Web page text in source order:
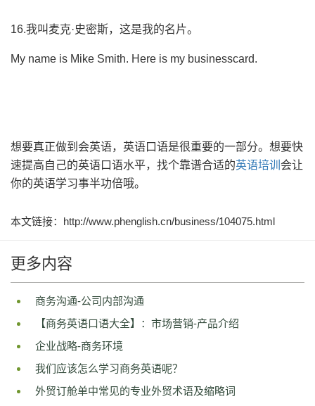
16.我叫麦克·史密斯，这是我的名片。
My name is Mike Smith. Here is my businesscard.
想要真正做到会英语，英语口语是很重要的一部分。想要快
速提高自己的英语口语水平，找个靠谱合适的英语培训 会让
你的英语学习事半功倍哦。
本文链接：http://www.phenglish.cn/business/104075.html
更多内容
商务沟通-公司内部沟通
【商务英语口语大全】：市场营销-产品介绍
企业战略-商务环境
我们应该怎么学习商务英语呢？
外贸订舱单中常见的专业外贸术语及缩略词